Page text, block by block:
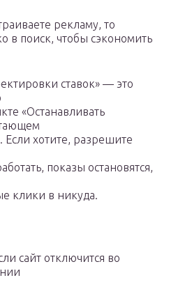
рекламу, то
в поиск, чтобы сэкономить
ставок» — это
«Останавливать
Если хотите, разрешите
показы остановятся,
клики в никуда.
сайт отключится во